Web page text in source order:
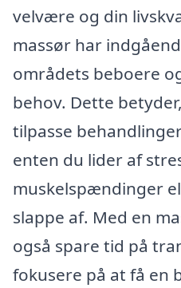
velvære og din
massør har
områdets beboere
behov. Dette
tilpasse
enten du lider af
muskelspændinger
slappe af. Med en
også spare tid på
fokusere på at få en